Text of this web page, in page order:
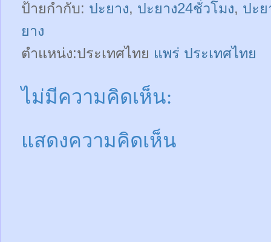
ป้ายกำกับ: ปะยาง, ปะยาง24ชั่วโมง, ปะ
ยาง
ตำแหน่ง:ประเทศไทย แพร่ ประเทศไทย
ไม่มีความคิดเห็น:
แสดงความคิดเห็น